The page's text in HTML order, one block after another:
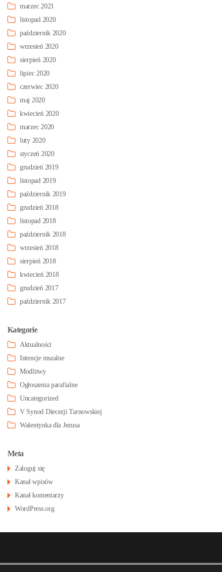
marzec 2021
listopad 2020
październik 2020
wrzesień 2020
sierpień 2020
lipiec 2020
czerwiec 2020
maj 2020
kwiecień 2020
marzec 2020
luty 2020
styczeń 2020
grudzień 2019
listopad 2019
październik 2019
grudzień 2018
listopad 2018
październik 2018
wrzesień 2018
sierpień 2018
kwiecień 2018
grudzień 2017
październik 2017
Kategorie
Aktualności
Intencje mszalne
Modlitwy
Ogłoszenia parafialne
Uncategorized
V Synod Diecezji Tarnowskiej
Walentynka dla Jezusa
Meta
Zaloguj się
Kanał wpisów
Kanał komentarzy
WordPress.org